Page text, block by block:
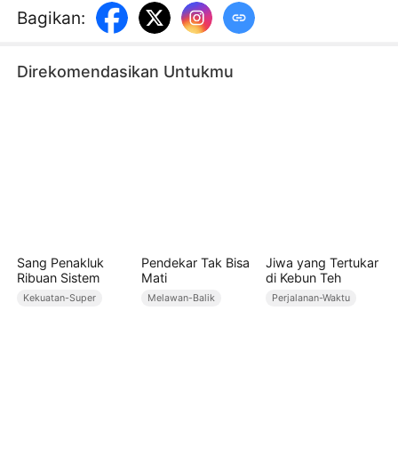
Mereka berempat lalu meninggalkan kekuasaan,
pensiun, dan hidup tenang di Sina.
Bagikan:
Direkomendasikan Untukmu
Sang Penakluk
Ribuan Sistem
Kekuatan-Super
Pendekar Tak Bisa
Mati
Melawan-Balik
Jiwa yang Tertukar
di Kebun Teh
Perjalanan-Waktu